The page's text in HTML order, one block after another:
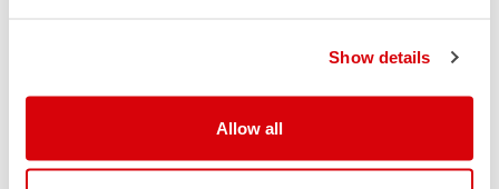
Show details
Allow all
emailVous avez une question à nous poser?